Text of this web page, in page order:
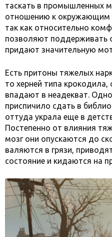
таскать в промышленных
отношению к окружающим
так как относительно
позволяют поддерживать
придают значительную
Есть притоны тяжелых
то херней типа
впадают в неадекват.
приспичило сдать в
оттуда украла еще в
Постепенно от влияния
мозг они опускаются до
валяются в грязи,
состояние и кидаются на